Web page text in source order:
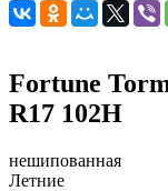
Fortune
R17 102H
нешипованная
Летние